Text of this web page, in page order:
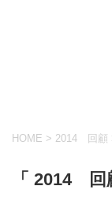
HOME > 2014 回顧
「 2014 回